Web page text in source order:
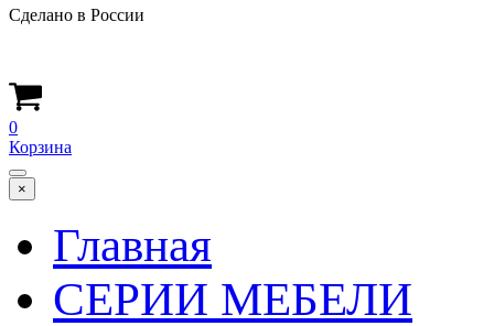
Сделано в России
0
Корзина
×
Главная
СЕРИИ МЕБЕЛИ